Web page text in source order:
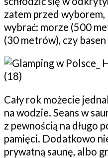
zatem przed
wybrać: morze (500
(30 metrów), czy
Cały rok możecie
na wodzie. Seans w
z pewnością na długo
pamięci. Dodatkowo
prywatną saunę, albo